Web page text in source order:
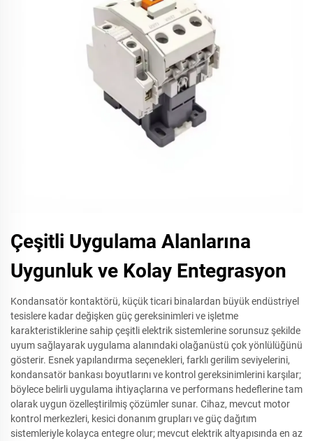
Çeşitli Uygulama Alanlarına
Uygunluk ve Kolay Entegrasyon
Kondansatör kontaktörü, küçük ticari binalardan büyük endüstriyel
tesislere kadar değişken güç gereksinimleri ve işletme
karakteristiklerine sahip çeşitli elektrik sistemlerine sorunsuz şekilde
uyum sağlayarak uygulama alanındaki olağanüstü çok yönlülüğünü
gösterir. Esnek yapılandırma seçenekleri, farklı gerilim seviyelerini,
kondansatör bankası boyutlarını ve kontrol gereksinimlerini karşılar;
böylece belirli uygulama ihtiyaçlarına ve performans hedeflerine tam
olarak uygun özelleştirilmiş çözümler sunar. Cihaz, mevcut motor
kontrol merkezleri, kesici donanım grupları ve güç dağıtım
sistemleriyle kolayca entegre olur; mevcut elektrik altyapısında en az